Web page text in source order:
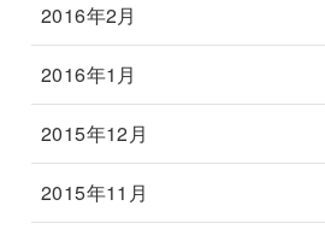
2016年2月
2016年1月
2015年12月
2015年11月